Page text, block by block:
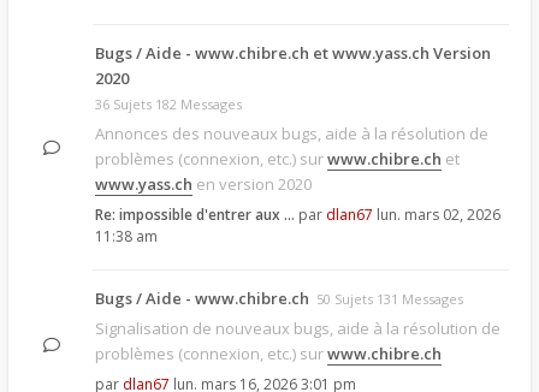
Bugs / Aide - www.chibre.ch et www.yass.ch Version
2020
36 Sujets 182 Messages
Annonces des nouveaux bugs, aide à la résolution de
problèmes (connexion, etc.) surwww.chibre.ch et
www.yass.ch en version 2020
Re: impossible d'entrer aux … par dlan67 lun. mars 02, 2026
11:38 am
Bugs / Aide - www.chibre.ch 50 Sujets 131 Messages
Signalisation de nouveaux bugs, aide à la résolution de
problèmes (connexion, etc.) surwww.chibre.ch
par dlan67 lun. mars 16, 2026 3:01 pm